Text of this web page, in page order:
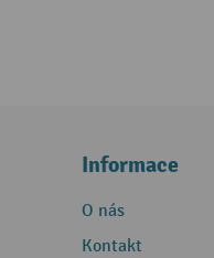
Informace
O nás
Kontakt